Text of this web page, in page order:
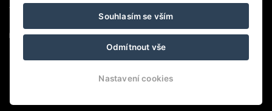
+420 725 856 471
info@pensionrip.cz
Souhlasím se vším
Odmítnout vše
Nastavení cookies